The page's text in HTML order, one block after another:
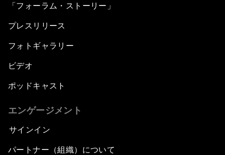
「フォーラム・ストーリー」
プレスリリース
フォトギャラリー
ビデオ
ポッドキャスト
エンゲージメント
サインイン
パートナー（組織）について